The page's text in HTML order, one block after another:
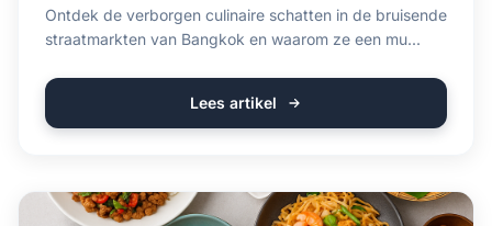
Ontdek de verborgen culinaire schatten in de bruisende
straatmarkten van Bangkok en waarom ze een mu...
Lees artikel